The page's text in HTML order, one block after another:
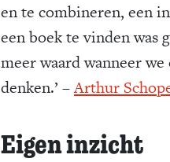
en te combineren, een
een boek te vinden was
meer waard wanneer
denken.’ –Arthur
Eigen inzicht